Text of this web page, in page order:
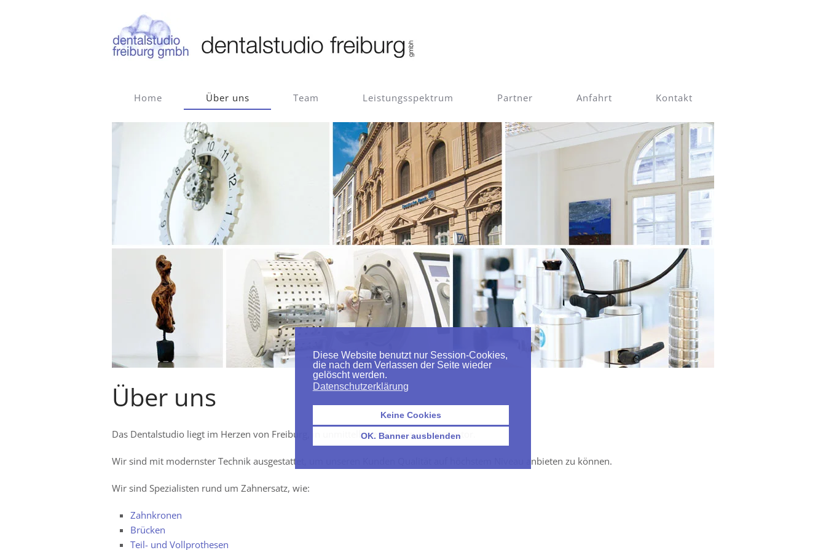
Diese Website benutzt nur Session-Cookies,
die nach dem Verlassen der Seite wieder
gelöscht werden.
Datenschutzerklärung
Keine Cookies
OK. Banner ausblenden
Zum Hauptinhalt springen
Home Über uns Team Leistungsspektrum Partner Anfahrt Kontakt
Über uns
Das Dentalstudio liegt im Herzen von Freiburg, in unmittelbarer Nähe zum Martinstor.
Wir sind mit modernster Technik ausgestattet, um unseren Kunden Qualität auf höchstem Niveau anbieten zu können.
Wir sind Spezialisten rund um Zahnersatz, wie:
Zahnkronen
Brücken
Teil- und Vollprothesen